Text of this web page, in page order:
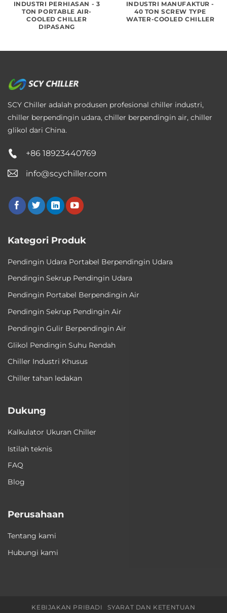
INDUSTRI PERHIASAN - 3
TON PORTABLE AIR-
COOLED CHILLER
DIPASANG
INDUSTRI MANUFAKTUR -
40 TON SCREW TYPE
WATER-COOLED CHILLER
SCY Chiller adalah produsen profesional chiller industri,
chiller berpendingin udara, chiller berpendingin air, chiller
glikol dari China.
+86 18923440769
info@scychiller.com
Kategori Produk
Pendingin Udara Portabel Berpendingin Udara
Pendingin Sekrup Pendingin Udara
Pendingin Portabel Berpendingin Air
Pendingin Sekrup Pendingin Air
Pendingin Gulir Berpendingin Air
Glikol Pendingin Suhu Rendah
Chiller Industri Khusus
Chiller tahan ledakan
Dukung
Kalkulator Ukuran Chiller
Istilah teknis
FAQ
Blog
Perusahaan
Tentang kami
Hubungi kami
KEBIJAKAN PRIBADI SYARAT DAN KETENTUAN